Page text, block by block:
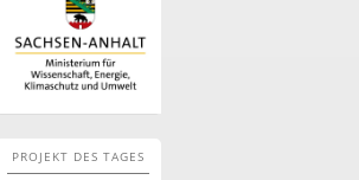
PROJEKT DES TAGES